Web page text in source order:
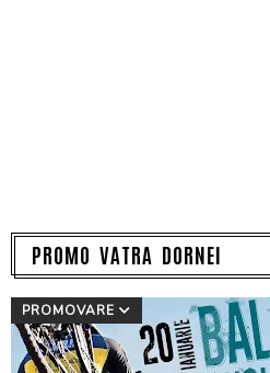
PROMO VATRA DORNEI
PROMOVARE